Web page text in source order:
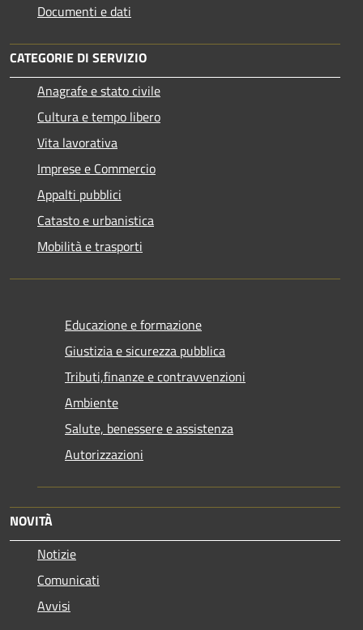
Documenti e dati
CATEGORIE DI SERVIZIO
Anagrafe e stato civile
Cultura e tempo libero
Vita lavorativa
Imprese e Commercio
Appalti pubblici
Catasto e urbanistica
Mobilità e trasporti
Educazione e formazione
Giustizia e sicurezza pubblica
Tributi,finanze e contravvenzioni
Ambiente
Salute, benessere e assistenza
Autorizzazioni
NOVITÀ
Notizie
Comunicati
Avvisi